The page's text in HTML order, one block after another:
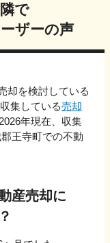
で
ザーの声
却を検討している
集している売却
2026年現在、収集
王寺町での不動
産売却に